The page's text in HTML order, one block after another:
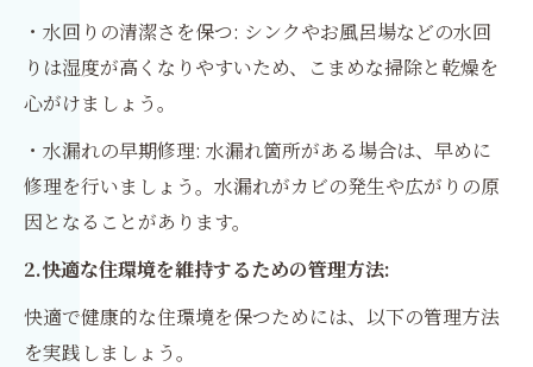
・水回りの清潔さを保つ: シンクやお風呂場などの水回
りは湿度が高くなりやすいため、こまめな掃除と乾燥を
心がけましょう。
・水漏れの早期修理: 水漏れ箇所がある場合は、早めに
修理を行いましょう。水漏れがカビの発生や広がりの原
因となることがあります。
2.快適な住環境を維持するための管理方法:
快適で健康的な住環境を保つためには、以下の管理方法
を実践しましょう。